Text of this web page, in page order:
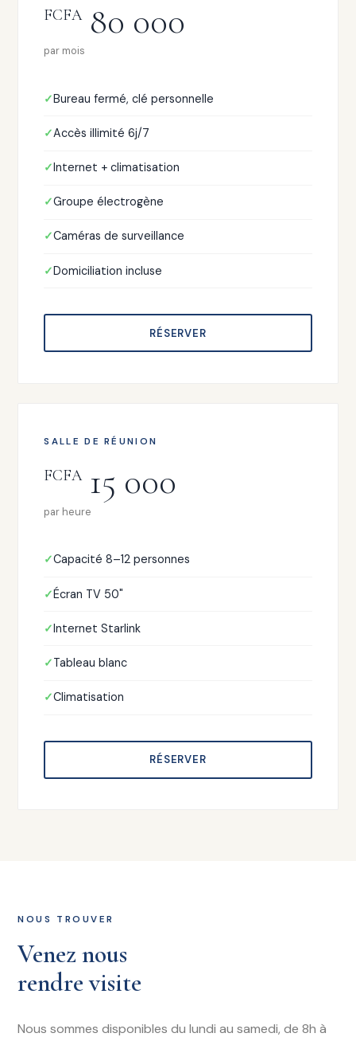
FCFA80 000
par mois
Bureau fermé, clé personnelle
Accès illimité 6j/7
Internet + climatisation
Groupe électrogène
Caméras de surveillance
Domiciliation incluse
RÉSERVER
SALLE DE RÉUNION
FCFA15 000
par heure
Capacité 8–12 personnes
Écran TV 50"
Internet Starlink
Tableau blanc
Climatisation
RÉSERVER
NOUS TROUVER
Venez nous
rendre visite
Nous sommes disponibles du lundi au samedi, de 8h à